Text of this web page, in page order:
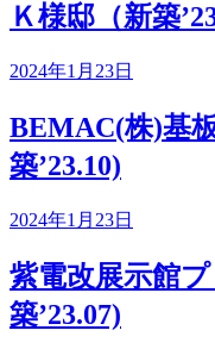
Ｋ様邸（新築
2024年1月23日
BEMAC(株)基
築’23.10)
2024年1月23日
紫電改展示館
築’23.07)